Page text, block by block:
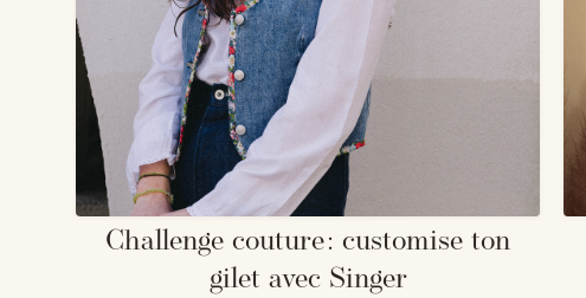
Challenge couture : customise ton
gilet avec Singer